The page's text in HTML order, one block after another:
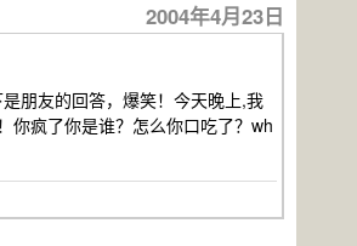
2004年4月23日
朋友的回答，爆笑！今天晚上,我
你疯了你是谁？怎么你口吃了？wh